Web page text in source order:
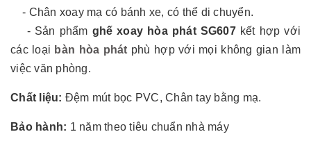
- Chân xoay mạ có bánh xe, có thể di chuyển.
- Sản phẩm ghế xoay hòa phát SG607kết hợp với
các loại bàn hòa phát phù hợp với mọi không gian làm
việc văn phòng.
Chất liệu: Đệm mút bọc PVC, Chân tay bằng mạ.
Bảo hành: 1 năm theo tiêu chuẩn nhà máy